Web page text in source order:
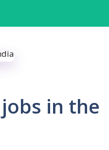
in the